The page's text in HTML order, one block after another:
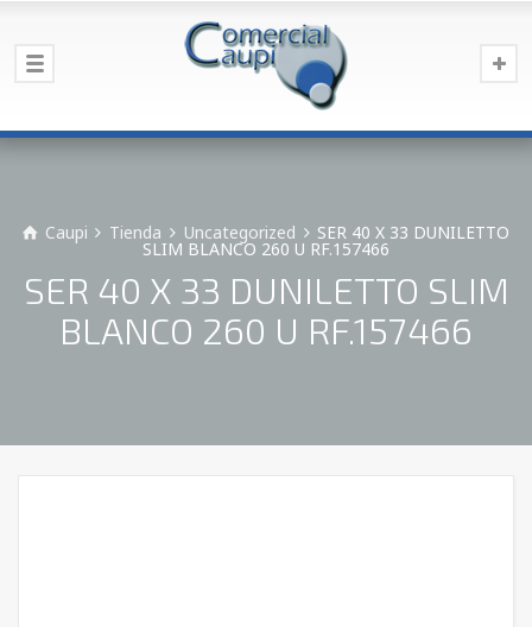
Caupi Tienda Uncategorized SER 40 X 33 DUNILETTO
SLIM BLANCO 260 U RF.157466
SER 40 X 33 DUNILETTO SLIM
BLANCO 260 U RF.157466